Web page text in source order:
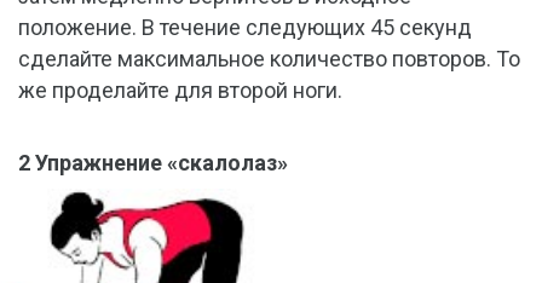
положение. В течение следующих 45 секунд
сделайте максимальное количество повторов. То
же проделайте для второй ноги.
2 Упражнение «скалолаз»